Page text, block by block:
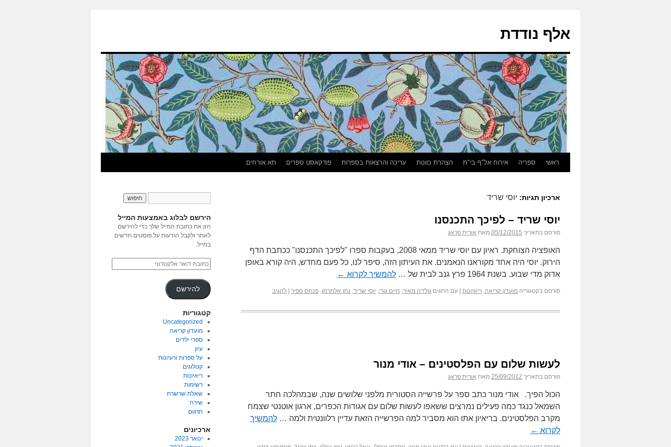
אלף נודדת
ראשי ספריה אירוח אל"ף בי"ת הצהרת כוונות עריכה והרצאות בספרות פודקאסט ספרים תא אורחים
ארכיון תגיות: יוסי שריד
יוסי שריד – לפיכך התכנסנו
פורסם בתאריך 05/12/2015 מאת אורית פראג
האופציה הצוחקת. ראיון עם יוסי שריד ממאי 2008, בעקבות ספרו "לפיכך התכנסנו" ככתבת הדף
הירוק. יוסי היה אחד מקוראנו הנאמנים. את העיתון הזה, סיפר לנו, כל פעם מחדש, היה קורא באופן
אדוק מדי שבוע. בשנת 1964 פרץ גנב לבית של …
להמשיך לקרוא ←
פורסם בקטגוריה מועדון קריאה, ריאיונות עם התגים גולדה מאיר, חיים גורי, יוסי שריד, נתן אלתרמן, פנחס ספיר להגיב
לעשות שלום עם הפלסטינים – אודי מנור
פורסם בתאריך 25/09/2012 מאת אורית פראג
הכול הפיך. אודי מנור כתב ספר על פרשייה הסטורית מלפני שלושים שנה, שבמהלכה חתר
השמאל כנגד כמה פעילים נמרצים ששאפו לעשות שלום עם אגודות הכפרים, ארגון אוטנטי שצמח
מקרב הפלסטינים. בריאיון אתו הוא מסביר למה הפרשייה הזאת עדיין רלוונטית ולמה … להמשיך
לקרוא ←
הירשם לבלוג באמצעות המייל
הזן את כתובת המייל שלך כדי להירשם
לאתר ולקבל הודעות על פוסטים חדשים
במייל.
להירשם
קטגוריות
Uncategorized
מועדון קריאה
ספרי ילדים
עיון
על ספרות ורעיונות
קטלוגים
ריאיונות
רשימות
שאלת שרשרת
שירה
תרגום
ארכיונים
ינואר 2023